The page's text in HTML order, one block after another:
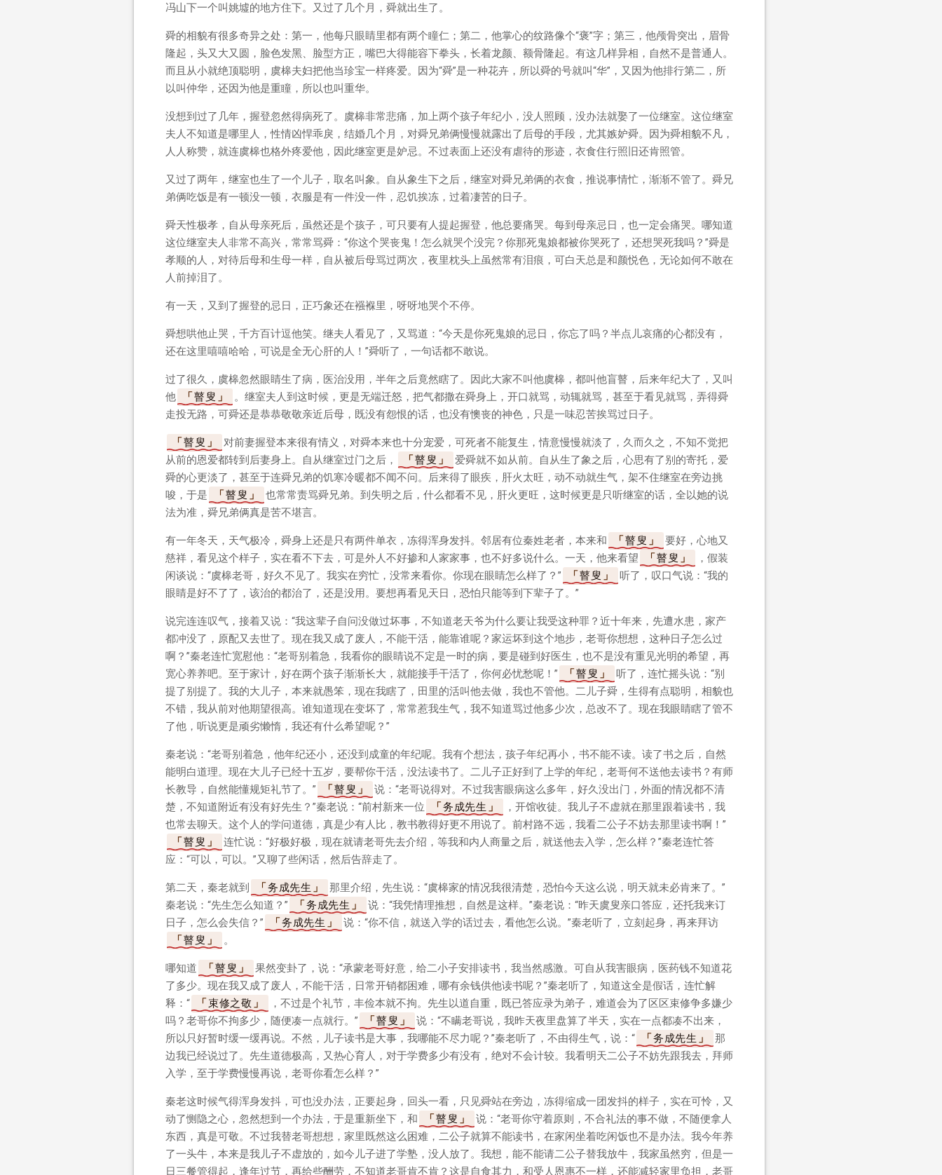
冯山下一个叫姚墟的地方住下。又过了几个月，舜就出生了。
舜的相貌有很多奇异之处：第一，他每只眼睛里都有两个瞳仁；第二，他掌心的纹路像个“褒”字；第三，他颅骨突出，眉骨
隆起，头又大又圆，脸色发黑、脸型方正，嘴巴大得能容下拳头，长着龙颜、额骨隆起。有这几样异相，自然不是普通人。
而且从小就绝顶聪明，虞槔夫妇把他当珍宝一样疼爱。因为“舜”是一种花卉，所以舜的号就叫“华”，又因为他排行第二，所
以叫仲华，还因为他是重瞳，所以也叫重华。
没想到过了几年，握登忽然得病死了。虞槔非常悲痛，加上两个孩子年纪小，没人照顾，没办法就娶了一位继室。这位继室
夫人不知道是哪里人，性情凶悍乖戾，结婚几个月，对舜兄弟俩慢慢就露出了后母的手段，尤其嫉妒舜。因为舜相貌不凡，
人人称赞，就连虞槔也格外疼爱他，因此继室更是妒忌。不过表面上还没有虐待的形迹，衣食住行照旧还肯照管。
又过了两年，继室也生了一个儿子，取名叫象。自从象生下之后，继室对舜兄弟俩的衣食，推说事情忙，渐渐不管了。舜兄
弟俩吃饭是有一顿没一顿，衣服是有一件没一件，忍饥挨冻，过着凄苦的日子。
舜天性极孝，自从母亲死后，虽然还是个孩子，可只要有人提起握登，他总要痛哭。每到母亲忌日，也一定会痛哭。哪知道
这位继室夫人非常不高兴，常常骂舜：“你这个哭丧鬼！怎么就哭个没完？你那死鬼娘都被你哭死了，还想哭死我吗？”舜是
孝顺的人，对待后母和生母一样，自从被后母骂过两次，夜里枕头上虽然常有泪痕，可白天总是和颜悦色，无论如何不敢在
人前掉泪了。
有一天，又到了握登的忌日，正巧象还在襁褓里，呀呀地哭个不停。
舜想哄他止哭，千方百计逗他笑。继夫人看见了，又骂道：“今天是你死鬼娘的忌日，你忘了吗？半点儿哀痛的心都没有，
还在这里嘻嘻哈哈，可说是全无心肝的人！”舜听了，一句话都不敢说。
过了很久，虞槔忽然眼睛生了病，医治没用，半年之后竟然瞎了。因此大家不叫他虞槔，都叫他盲瞽，后来年纪大了，又叫
他
瞽叟
。继室夫人到这时候，更是无端迁怒，把气都撒在舜身上，开口就骂，动辄就骂，甚至于看见就骂，弄得舜
走投无路，可舜还是恭恭敬敬亲近后母，既没有怨恨的话，也没有懊丧的神色，只是一味忍苦挨骂过日子。
瞽叟
对前妻握登本来很有情义，对舜本来也十分宠爱，可死者不能复生，情意慢慢就淡了，久而久之，不知不觉把
从前的恩爱都转到后妻身上。自从继室过门之后，
瞽叟
爱舜就不如从前。自从生了象之后，心思有了别的寄托，爱
舜的心更淡了，甚至于连舜兄弟的饥寒冷暖都不闻不问。后来得了眼疾，肝火太旺，动不动就生气，架不住继室在旁边挑
唆，于是
瞽叟
也常常责骂舜兄弟。到失明之后，什么都看不见，肝火更旺，这时候更是只听继室的话，全以她的说
法为准，舜兄弟俩真是苦不堪言。
有一年冬天，天气极冷，舜身上还是只有两件单衣，冻得浑身发抖。邻居有位秦姓老者，本来和 瞽叟
要好，心地又
慈祥，看见这个样子，实在看不下去，可是外人不好掺和人家家事，也不好多说什么。一天，他来看望
瞽叟
，假装
闲谈说：“虞槔老哥，好久不见了。我实在穷忙，没常来看你。你现在眼睛怎么样了？”
瞽叟
听了，叹口气说：“我的
眼睛是好不了了，该治的都治了，还是没用。要想再看见天日，恐怕只能等到下辈子了。”
说完连连叹气，接着又说：“我这辈子自问没做过坏事，不知道老天爷为什么要让我受这种罪？近十年来，先遭水患，家产
都冲没了，原配又去世了。现在我又成了废人，不能干活，能靠谁呢？家运坏到这个地步，老哥你想想，这种日子怎么过
啊？”秦老连忙宽慰他：“老哥别着急，我看你的眼睛说不定是一时的病，要是碰到好医生，也不是没有重见光明的希望，再
宽心养养吧。至于家计，好在两个孩子渐渐长大，就能接手干活了，你何必忧愁呢！”
瞽叟
听了，连忙摇头说：“别
提了别提了。我的大儿子，本来就愚笨，现在我瞎了，田里的活叫他去做，我也不管他。二儿子舜，生得有点聪明，相貌也
不错，我从前对他期望很高。谁知道现在变坏了，常常惹我生气，我不知道骂过他多少次，总改不了。现在我眼睛瞎了管不
了他，听说更是顽劣懒惰，我还有什么希望呢？”
秦老说：“老哥别着急，他年纪还小，还没到成童的年纪呢。我有个想法，孩子年纪再小，书不能不读。读了书之后，自然
能明白道理。现在大儿子已经十五岁，要帮你干活，没法读书了。二儿子正好到了上学的年纪，老哥何不送他去读书？有师
长教导，自然能懂规矩礼节了。”
瞽叟
说：“老哥说得对。不过我害眼病这么多年，好久没出门，外面的情况都不清
楚，不知道附近有没有好先生？”秦老说：“前村新来一位
务成先生
，开馆收徒。我儿子不虚就在那里跟着读书，我
也常去聊天。这个人的学问道德，真是少有人比，教书教得好更不用说了。前村路不远，我看二公子不妨去那里读书啊！”
瞽叟
连忙说：“好极好极，现在就请老哥先去介绍，等我和内人商量之后，就送他去入学，怎么样？”秦老连忙答
应：“可以，可以。”又聊了些闲话，然后告辞走了。
第二天，秦老就到 务成先生
那里介绍，先生说：“虞槔家的情况我很清楚，恐怕今天这么说，明天就未必肯来了。”
秦老说：“先生怎么知道？”
务成先生
说：“我凭情理推想，自然是这样。”秦老说：“昨天虞叟亲口答应，还托我来订
日子，怎么会失信？”
务成先生
说：“你不信，就送入学的话过去，看他怎么说。”秦老听了，立刻起身，再来拜访
瞽叟
。
哪知道 瞽叟
果然变卦了，说：“承蒙老哥好意，给二小子安排读书，我当然感激。可自从我害眼病，医药钱不知道花
了多少。现在我又成了废人，不能干活，日常开销都困难，哪有余钱供他读书呢？”秦老听了，知道这全是假话，连忙解
释：“
束修之敬
，不过是个礼节，丰俭本就不拘。先生以道自重，既已答应录为弟子，难道会为了区区束修争多嫌少
吗？老哥你不拘多少，随便凑一点就行。”
瞽叟
说：“不瞒老哥说，我昨天夜里盘算了半天，实在一点都凑不出来，
所以只好暂时缓一缓再说。不然，儿子读书是大事，我哪能不尽力呢？”秦老听了，不由得生气，说：“
务成先生
那
边我已经说过了。先生道德极高，又热心育人，对于学费多少有没有，绝对不会计较。我看明天二公子不妨先跟我去，拜师
入学，至于学费慢慢再说，老哥你看怎么样？”
秦老这时候气得浑身发抖，可也没办法，正要起身，回头一看，只见舜站在旁边，冻得缩成一团发抖的样子，实在可怜，又
动了恻隐之心，忽然想到一个办法，于是重新坐下，和
瞽叟
说：“老哥你守着原则，不合礼法的事不做，不随便拿人
东西，真是可敬。不过我替老哥想想，家里既然这么困难，二公子就算不能读书，在家闲坐着吃闲饭也不是办法。我今年养
了一头牛，本来是我儿子不虚放的，如今儿子进了学塾，没人放了。我想，能不能请二公子替我放牛，我家虽然穷，但是一
日三餐管得起，逢年过节，再给些酬劳，不知道老哥肯不肯？这是自食其力，和受人恩惠不一样，还能减轻家里负担，老哥